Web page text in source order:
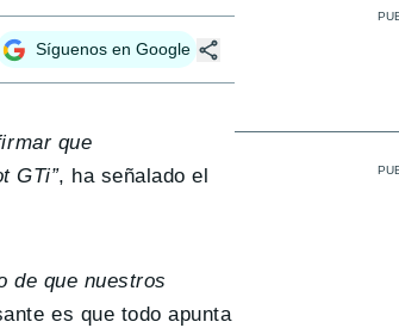
Síguenos en Google
que
GTi”, ha señalado el
de que nuestros
es que todo apunta